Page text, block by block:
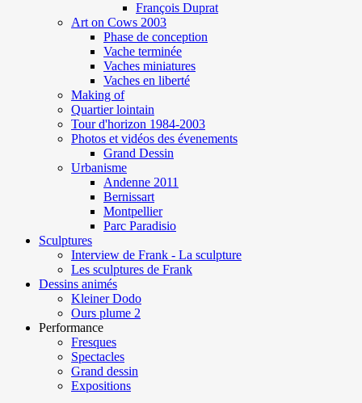
François Duprat
Art on Cows 2003
Phase de conception
Vache terminée
Vaches miniatures
Vaches en liberté
Making of
Quartier lointain
Tour d'horizon 1984-2003
Photos et vidéos des évenements
Grand Dessin
Urbanisme
Andenne 2011
Bernissart
Montpellier
Parc Paradisio
Sculptures
Interview de Frank - La sculpture
Les sculptures de Frank
Dessins animés
Kleiner Dodo
Ours plume 2
Performance
Fresques
Spectacles
Grand dessin
Expositions